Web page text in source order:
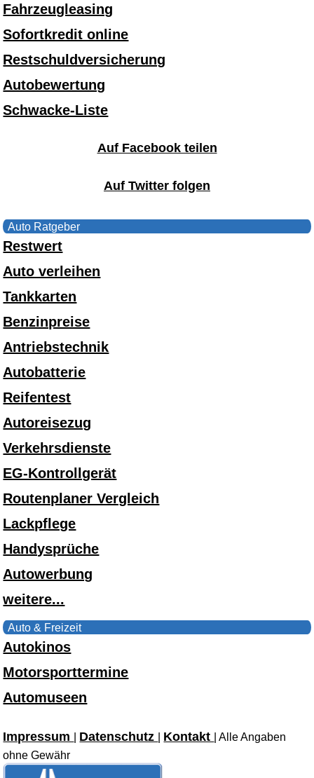
Fahrzeugleasing
Sofortkredit online
Restschuldversicherung
Autobewertung
Schwacke-Liste
Auf Facebook teilen
Auf Twitter folgen
Auto Ratgeber
Restwert
Auto verleihen
Tankkarten
Benzinpreise
Antriebstechnik
Autobatterie
Reifentest
Autoreisezug
Verkehrsdienste
EG-Kontrollgerät
Routenplaner Vergleich
Lackpflege
Handysprüche
Autowerbung
weitere...
Auto & Freizeit
Autokinos
Motorsporttermine
Automuseen
Impressum Datenschutz Kontakt
| Alle Angaben
ohne Gewähr